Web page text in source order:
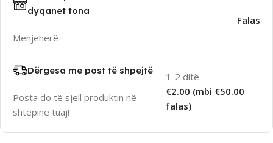
dyqanet tona
Menjëherë
Falas
Dërgesa me post të shpejtë
Posta do të sjell produktin në
shtëpinë tuaj!
1-2 ditë
€2.00 (mbi €50.00
falas)